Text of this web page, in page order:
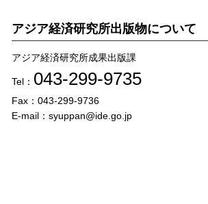
アジア経済研究所出版物について
アジア経済研究所成果出版課
Tel： 043-299-9735
Fax：043-299-9736
E-mail：syuppan@ide.go.jp